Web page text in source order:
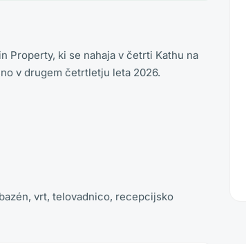
Property, ki se nahaja v četrti Kathu na
v drugem četrtletju leta 2026.
vrt, telovadnico, recepcijsko